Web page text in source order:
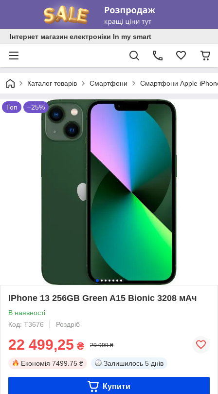
Інтернет магазин електроніки In my smart
Каталог товарів Смартфони Смартфони Apple
Топ –25%
IPhone 13 256GB Green A15 Bionic 3208 мАч
В наявності
Код: T3676
Роздріб
22 499,25 ₴ 29 999 ₴
Економія 7499.75 ₴ Залишилось 5 днів
Купити